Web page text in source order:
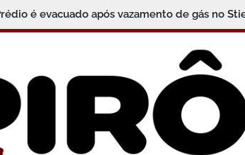
Flipelô: confira a programação completa